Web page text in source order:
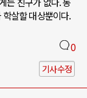
살할 대상뿐이다.
0
기사수정